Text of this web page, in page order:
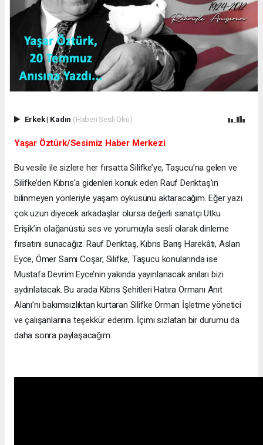
Erkek| Kadın (Haberi Sesli Oku)
Yaşar Öztürk/Sesimiz Haber Merkezi
Bu vesile ile sizlere her fırsatta Silifke’ye, Taşucu’na gelen ve
Silifke’den Kıbrıs’a gidenleri konuk eden Rauf Denktaş’ın
bilinmeyen yönleriyle yaşam öyküsünü aktaracağım. Eğer yazı
çok uzun diyecek arkadaşlar olursa değerli sanatçı Utku
Erişik’in olağanüstü ses ve yorumuyla sesli olarak dinleme
fırsatını sunacağız. Rauf Denktaş, Kıbrıs Barış Harekâtı, Aslan
Eyce, Ömer Sami Coşar, Silifke, Taşucu konularında ise
Mustafa Devrim Eyce’nin yakında yayınlanacak anıları bizi
aydınlatacak. Bu arada Kıbrıs Şehitleri Hatıra Ormanı Anıt
Alanı’nı bakımsızlıktan kurtaran Silifke Orman İşletme yönetici
ve çalışanlarına teşekkür ederim. İçimi sızlatan bir durumu da
daha sonra paylaşacağım.